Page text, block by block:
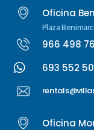
Oficina
Plaza
966 498

693 552
Oficina